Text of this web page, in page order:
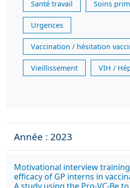
Santé travail Soins
Urgences
Vaccination / hésitation
Vieillissement VIH /
Année : 2023
Motivational interview
efficacy of GP interns in